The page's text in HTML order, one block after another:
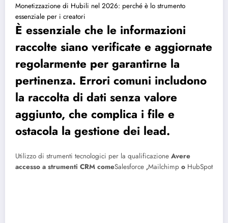
Monetizzazione di Hubili nel 2026: perché è lo strumento
essenziale per i creatori
È essenziale che le informazioni
raccolte siano verificate e aggiornate
regolarmente per garantirne la
pertinenza. Errori comuni includono
la raccolta di dati senza valore
aggiunto, che complica i file e
ostacola la gestione dei lead.
Utilizzo di strumenti tecnologici per la qualificazione Avere
accesso a strumenti CRM comeSalesforce ,Mailchimp o HubSpot